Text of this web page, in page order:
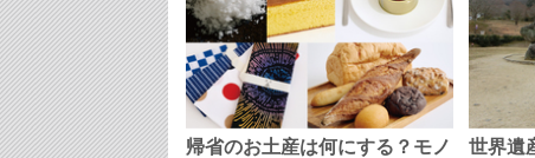
帰省のお土産は何にする？モノ
世界遺